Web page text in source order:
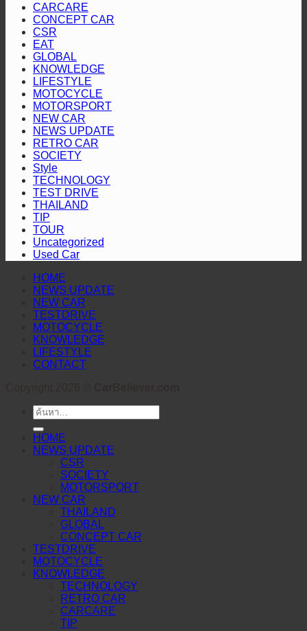
สาย
ลุย“ออล-
นิว
มิต
ซู
บิชิ
ปา
เจโร”
2
โชว์
สมรรถนะ
แรก
“Hilux
Revo
Racing
Mania
2026”
สุราษฎร์ธานี
CARCARE
CONCEPT CAR
CSR
EAT
GLOBAL
KNOWLEDGE
LIFESTYLE
MOTOCYCLE
MOTORSPORT
NEW CAR
NEWS UPDATE
RETRO CAR
SOCIETY
Style
TECHNOLOGY
TEST DRIVE
THAILAND
TIP
TOUR
Uncategorized
Used Car
HOME
NEWS UPDATE
NEW CAR
TESTDRIVE
MOTOCYCLE
KNOWLEDGE
LIFESTYLE
CONTACT
ค้นหา:
HOME
NEWS UPDATE
CSR
SOCIETY
MOTORSPORT
NEW CAR
THAILAND
GLOBAL
CONCEPT CAR
TESTDRIVE
MOTOCYCLE
KNOWLEDGE
TECHNOLOGY
RETRO CAR
CARCARE
TIP